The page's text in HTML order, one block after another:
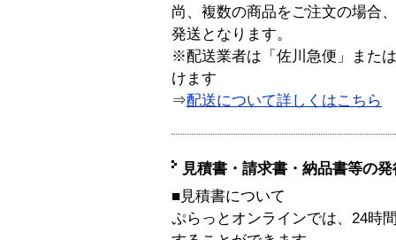
尚、複数の商品をご注文の場合
発送となります。
※配送業者は「佐川急便」また
けます
⇒配送について詳しくはこちら
見積書・請求書・納品書等の
■見積書について
ぷらっとオンラインでは、24時